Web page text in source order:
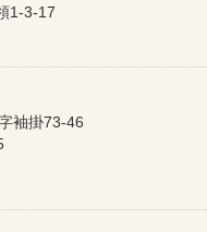
1-3-17
袖掛73-46